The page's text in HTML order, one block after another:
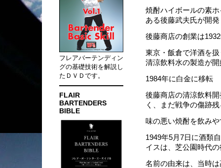
焼酎ハイボールの素
ある後藤武夫氏が開
後藤商店の創業は
東京・飯倉で洋酒を
清涼飲料水の製造が
1984年に白金に移転
後藤商店の清涼飲料
く、まだ戦争の傷跡
味の悪い焼酎を飲み
1949年5月7日に酒類
イスは、芝公園時代
名前の由来は、当時
フレアバーテンディン
グの基礎技術を解説し
たＤＶＤです。
FLAIR
BARTENDERS
BIBLE